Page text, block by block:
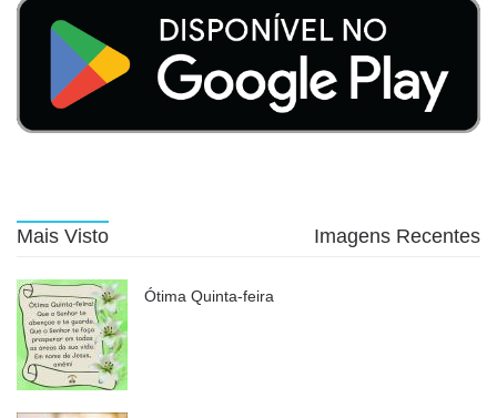
Mais Visto Imagens Recentes
Ótima Quinta-feira